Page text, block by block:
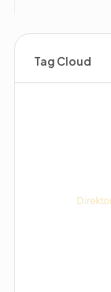
Tag Cloud